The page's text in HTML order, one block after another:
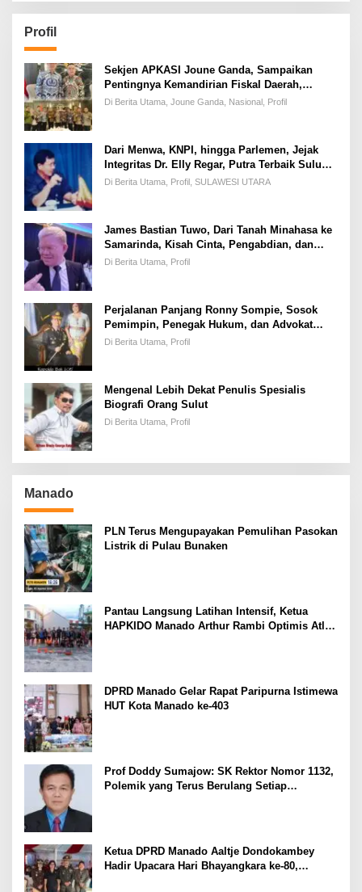
Profil
Sekjen APKASI Joune Ganda, Sampaikan
Pentingnya Kemandirian Fiskal Daerah,
Dihadapan Pimpinan DPR-RI
Di Berita Utama, Joune Ganda, Nasional, Profil
Dari Menwa, KNPI, hingga Parlemen, Jejak
Integritas Dr. Elly Regar, Putra Terbaik Suluun
yang Disegani Lintas Generasi
Di Berita Utama, Profil, SULAWESI UTARA
James Bastian Tuwo, Dari Tanah Minahasa ke
Samarinda, Kisah Cinta, Pengabdian, dan
Kesuksesan
Di Berita Utama, Profil
Perjalanan Panjang Ronny Sompie, Sosok
Pemimpin, Penegak Hukum, dan Advokat
Keadilan
Di Berita Utama, Profil
Mengenal Lebih Dekat Penulis Spesialis
Biografi Orang Sulut
Di Berita Utama, Profil
Manado
PLN Terus Mengupayakan Pemulihan Pasokan
Listrik di Pulau Bunaken
Pantau Langsung Latihan Intensif, Ketua
HAPKIDO Manado Arthur Rambi Optimis Atlet
DPRD Manado Gelar Rapat Paripurna Istimewa
HUT Kota Manado ke-403
Prof Doddy Sumajow: SK Rektor Nomor 1132,
Polemik yang Terus Berulang Setiap
Ketua DPRD Manado Aaltje Dondokambey
Hadir Upacara Hari Bhayangkara ke-80,